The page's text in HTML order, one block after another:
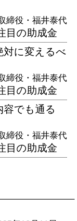
締役・福井泰代
目の助成金
対に変えるべ
締役・福井泰代
目の助成金
容でも通る
締役・福井泰代
目の助成金